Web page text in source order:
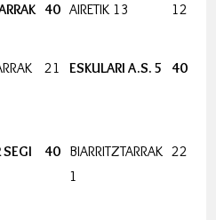
40 AIRETIK 13 12
21 ESKULARI A.S. 5 40
SEGI
40 BIARRITZTARRAK
1
22